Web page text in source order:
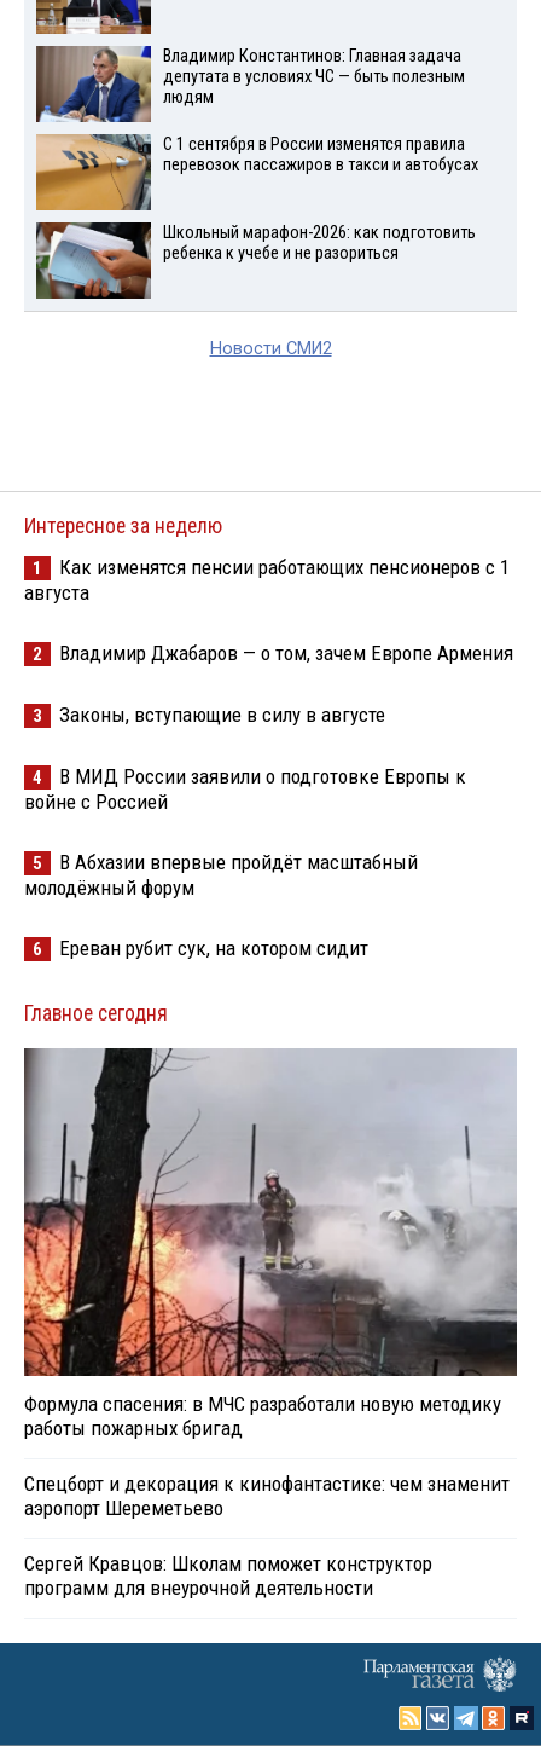
Владимир Константинов: Главная задача
депутата в условиях ЧС — быть полезным
людям
С 1 сентября в России изменятся правила
перевозок пассажиров в такси и автобусах
Школьный марафон-2026: как подготовить
ребенка к учебе и не разориться
Новости СМИ2
Интересное за неделю
1
Как изменятся пенсии работающих пенсионеров с 1
августа
2 Владимир Джабаров — о том, зачем Европе Армения
3 Законы, вступающие в силу в августе
4
В МИД России заявили о подготовке Европы к
войне с Россией
5
В Абхазии впервые пройдёт масштабный
молодёжный форум
6 Ереван рубит сук, на котором сидит
Главное сегодня
Формула спасения: в МЧС разработали новую методику
работы пожарных бригад
Спецборт и декорация к кинофантастике: чем знаменит
аэропорт Шереметьево
Сергей Кравцов: Школам поможет конструктор
программ для внеурочной деятельности